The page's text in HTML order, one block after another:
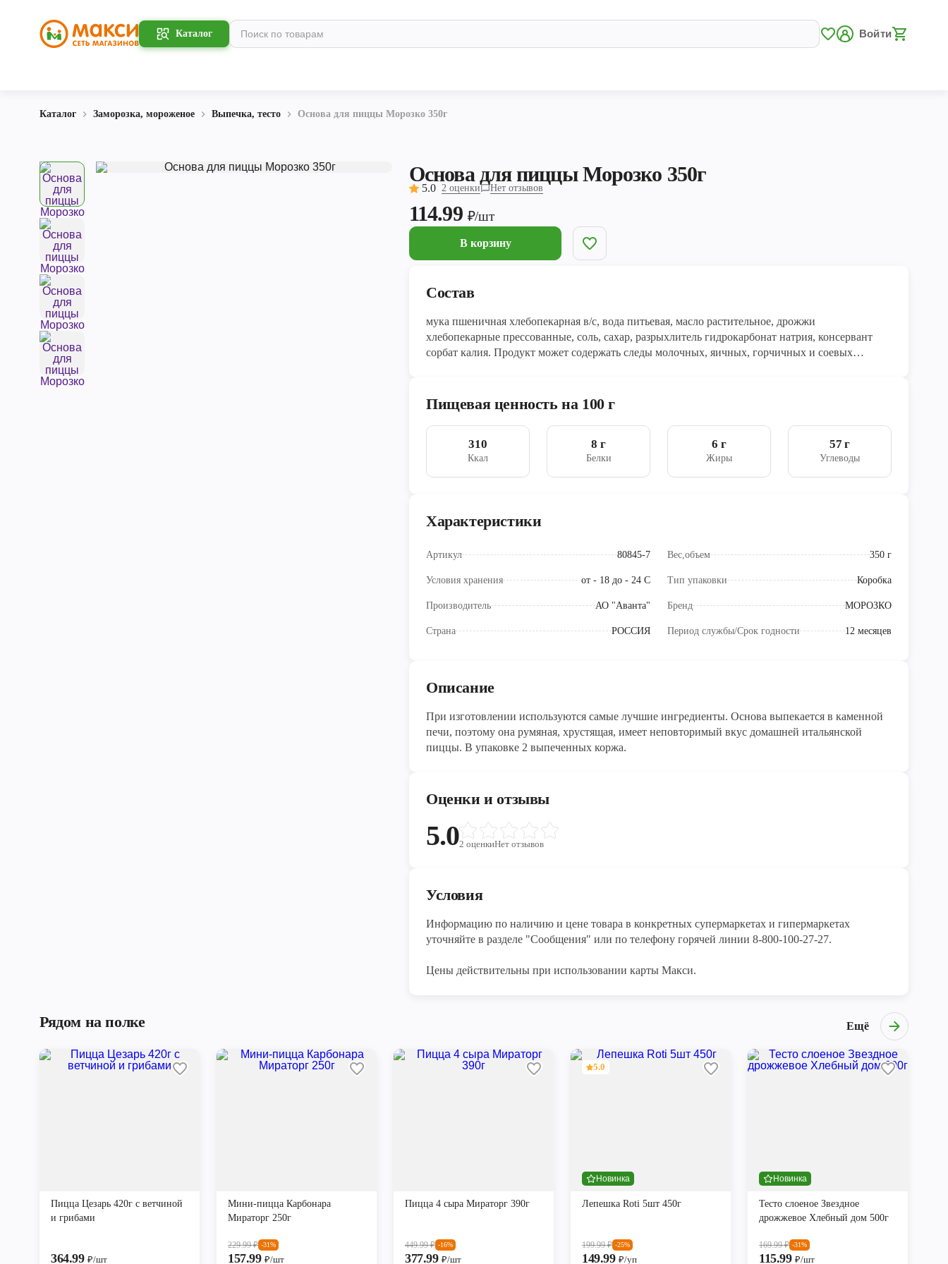
Каталог Войти
Каталог Заморозка, мороженое Выпечка, тесто Основа для пиццы Морозко 350г
Основа для пиццы Морозко 350г
5.0 2 оценки Нет отзывов
114.99 ₽/шт
В корзину
Состав
мука пшеничная хлебопекарная в/с, вода питьевая, масло растительное, дрожжи
хлебопекарные прессованные, соль, сахар, разрыхлитель гидрокарбонат натрия, консервант
сорбат калия. Продукт может содержать следы молочных, яичных, горчичных и соевых
Пищевая ценность на 100 г
310
Ккал
8 г
Белки
6 г
Жиры
57 г
Углеводы
Характеристики
Артикул 80845-7 Вес,объем 350 г
Условия хранения от - 18 до - 24 C Тип упаковки Коробка
Производитель АО "Аванта" Бренд МОРОЗКО
Страна РОССИЯ Период службы/Срок годности 12 месяцев
Описание
При изготовлении используются самые лучшие ингредиенты. Основа выпекается в каменной
печи, поэтому она румяная, хрустящая, имеет неповторимый вкус домашней итальянской
пиццы. В упаковке 2 выпеченных коржа.
Оценки и отзывы
5.02 оценкиНет отзывов
Условия
Информацию по наличию и цене товара в конкретных супермаркетах и гипермаркетах
уточняйте в разделе "Сообщения" или по телефону горячей линии 8-800-100-27-27.
Цены действительны при использовании карты Макси.
Рядом на полке Ещё
Пицца Цезарь 420г с ветчиной
и грибами
364.99₽/шт
Мини-пицца Карбонара
Мираторг 250г
229.99₽ -31%
157.99₽/шт
Пицца 4 сыра Мираторг 390г
449.99₽ -16%
377.99₽/шт
Новинка
5.0
Лепешка Roti 5шт 450г
199.99₽ -25%
149.99₽/уп
Новинка
Тесто слоеное Звездное
дрожжевое Хлебный дом 500г
169.99₽ -31%
115.99₽/шт